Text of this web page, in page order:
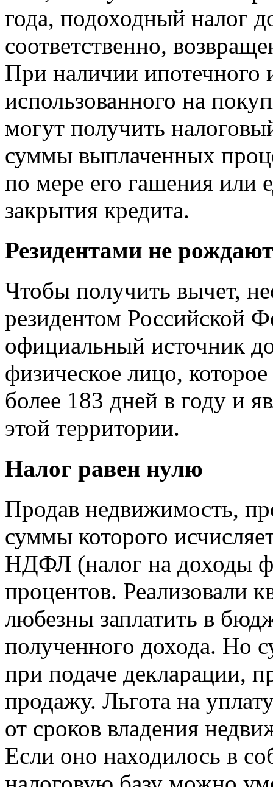
года, подоходный налог
соответственно,
При наличии ипотечного
использованного на
могут получить
суммы выплаченных
по мере его гашения или
закрытия кредита.
Резидентами не
Чтобы получить вычет,
резидентом Российской
официальный источник
физическое лицо,
более 183 дней в году и
этой территории.
Налог равен нулю
Продав недвижимость,
суммы которого
НДФЛ (налог на доходы
процентов. Реализовали
любезны заплатить в
полученного дохода. Но
при подаче декларации,
продажу. Льгота на
от сроков владения
Если оно находилось в